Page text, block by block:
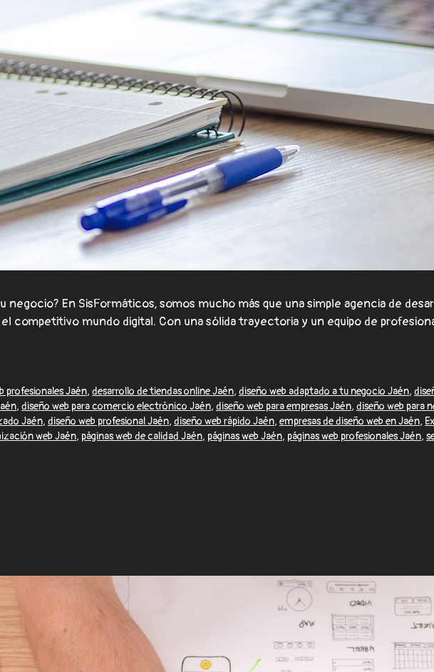
negocio? En SisFormáticos, somos mucho más que una simple agencia de
competitivo mundo digital. Con una sólida trayectoria y un equipo de
profesionales Jaén,desarrollo de tiendas online Jaén,diseño web adaptado a tu negocio Jaén,
, diseño web para comercio electrónico Jaén, diseño web para empresas Jaén, diseño web para
Jaén, diseño web profesional Jaén, diseño web rápido Jaén, empresas de diseño web en Jaén,
web Jaén, páginas web de calidad Jaén, páginas web Jaén, páginas web profesionales Jaén,